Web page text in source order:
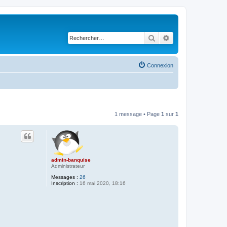
Rechercher
Connexion
1 message • Page 1 sur 1
admin-banquise
Administrateur
Messages : 26
Inscription : 16 mai 2020, 18:16